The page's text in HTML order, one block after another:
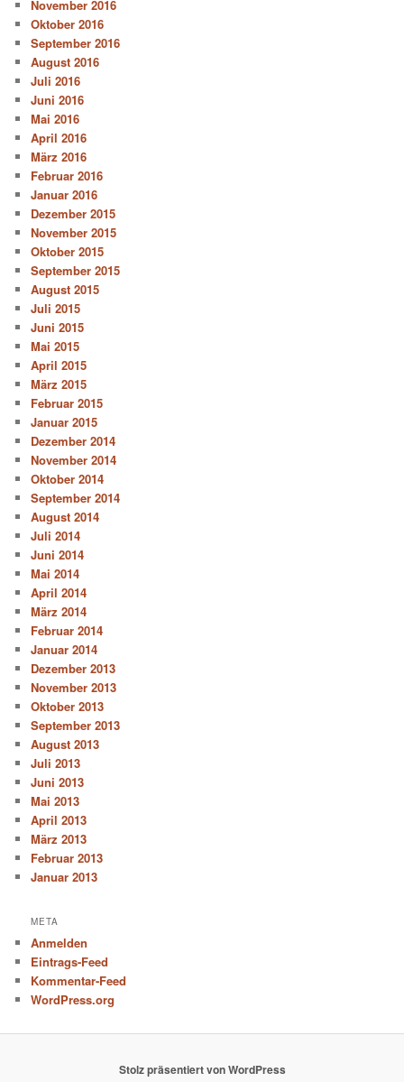
November 2016
Oktober 2016
September 2016
August 2016
Juli 2016
Juni 2016
Mai 2016
April 2016
März 2016
Februar 2016
Januar 2016
Dezember 2015
November 2015
Oktober 2015
September 2015
August 2015
Juli 2015
Juni 2015
Mai 2015
April 2015
März 2015
Februar 2015
Januar 2015
Dezember 2014
November 2014
Oktober 2014
September 2014
August 2014
Juli 2014
Juni 2014
Mai 2014
April 2014
März 2014
Februar 2014
Januar 2014
Dezember 2013
November 2013
Oktober 2013
September 2013
August 2013
Juli 2013
Juni 2013
Mai 2013
April 2013
März 2013
Februar 2013
Januar 2013
META
Anmelden
Eintrags-Feed
Kommentar-Feed
WordPress.org
Stolz präsentiert von WordPress